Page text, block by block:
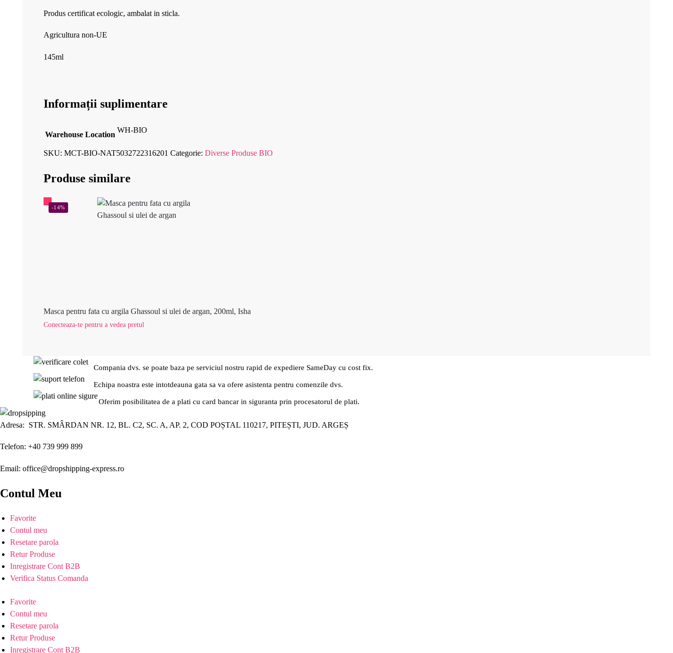
Produs certificat ecologic, ambalat in sticla.
Agricultura non-UE
145ml
Informații suplimentare
Warehouse Location
WH-BIO
SKU: MCT-BIO-NAT5032722316201 Categorie: Diverse Produse BIO
Produse similare
-14%
Masca pentru fata cu argila Ghassoul si ulei de argan, 200ml, Isha
Conecteaza-te pentru a vedea pretul
Compania dvs. se poate baza pe serviciul nostru rapid de expediere SameDay cu cost fix.
Echipa noastra este intotdeauna gata sa va ofere asistenta pentru comenzile dvs.
Oferim posibilitatea de a plati cu card bancar in siguranta prin procesatorul de plati.
Adresa: STR. SMÂRDAN NR. 12, BL. C2, SC. A, AP. 2, COD POȘTAL 110217, PITEȘTI, JUD. ARGEȘ
Telefon: +40 739 999 899
Email: office@dropshipping-express.ro
Contul Meu
Favorite
Contul meu
Resetare parola
Retur Produse
Inregistrare Cont B2B
Verifica Status Comanda
Favorite
Contul meu
Resetare parola
Retur Produse
Inregistrare Cont B2B